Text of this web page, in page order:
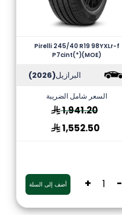
Pirelli 245/40 R19 98YXLr-f
P7cint(*)(MOE)
البرازيل(2026)
السعر شامل الضريبة
1,941.20
1,552.50
-
+ أضف إلى السلة